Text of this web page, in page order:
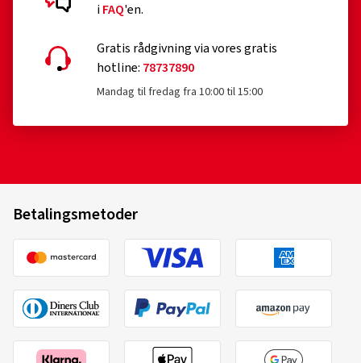
iFAQ'en.
Gratis rådgivning via vores gratis
hotline: 78737890
Mandag til fredag fra 10:00 til 15:00
Betalingsmetoder